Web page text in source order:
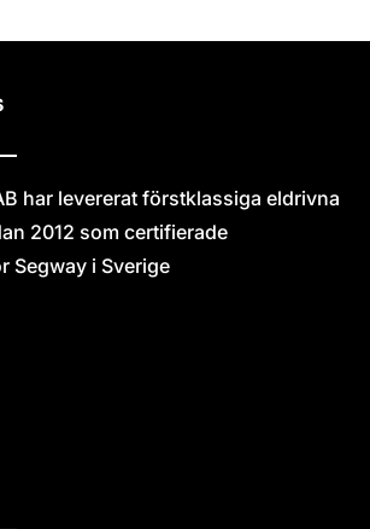
har levererat förstklassiga eldrivna
2012 som certifierade
Segway i Sverige